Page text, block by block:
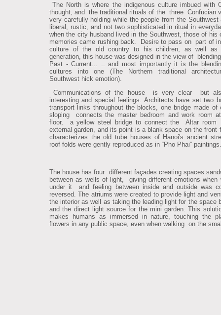
The North is where the indigenous culture imbued with
thought, and the traditional rituals of the three Confucian
very carefully holding while the people from the Southwest
liberal, rustic, and not two sophisticated in ritual in
when the city husband lived in the Southwest, those of his
memories came rushing back. Desire to pass on part of
culture of the old country to his children, as well as
generation, this house was designed in the view of
Past - Current... .. and most importantly it is the
cultures into one (The Northern traditional
Southwest hick emotion).
Communications of the house is very clear but
interesting and special feelings. Architects have set two
transport links throughout the blocks, one bridge made of
sloping connects the master bedroom and work room
floor, a yellow steel bridge to connect the Altar room
external garden, and its point is a blank space on the front
characterizes the old tube houses of Hanoi's ancient
roof folds were gently reproduced as in “Pho Phai” paintings.
The house has four different façades creating spaces
between as wells of light, giving different emotions when
under it and feeling between inside and outside was
reversed. The atriums were created to provide light and
the interior as well as taking the leading light for the space
and the direct light source for the mini garden. This
makes humans as immersed in nature, touching the
flowers in any public space, even when walking on the